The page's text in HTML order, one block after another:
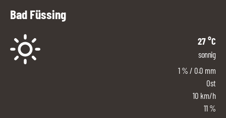
Bad Füssing
27°C
sonnig
1 % / 0.0 mm
Ost
10 km/h
11 %